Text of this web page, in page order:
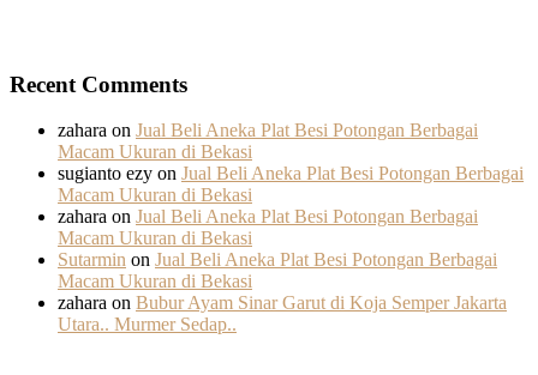
Recent Comments
zahara on Jual Beli Aneka Plat Besi Potongan Berbagai
Macam Ukuran di Bekasi
sugianto ezy on Jual Beli Aneka Plat Besi Potongan Berbagai
Macam Ukuran di Bekasi
zahara on Jual Beli Aneka Plat Besi Potongan Berbagai
Macam Ukuran di Bekasi
Sutarmin on Jual Beli Aneka Plat Besi Potongan Berbagai
Macam Ukuran di Bekasi
zahara on Bubur Ayam Sinar Garut di Koja Semper Jakarta
Utara.. Murmer Sedap..